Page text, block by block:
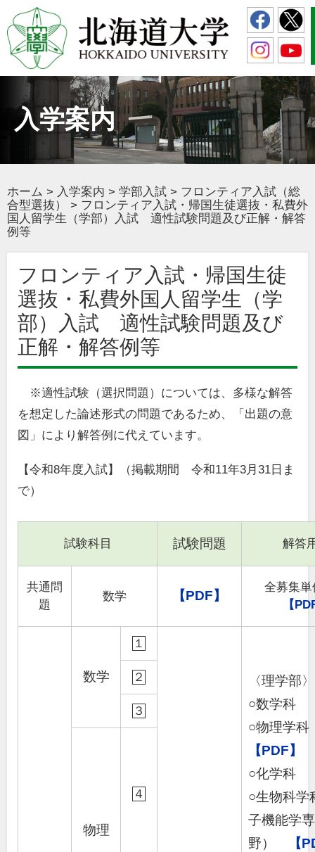
入学案内
ホーム > 入学案内 > 学部入試 > フロンティア入試（総
合型選抜）
> フロンティア入試・帰国生徒選抜・私費外
国人留学生（学部）入試 適性試験問題及び正解・解答
例等
フロンティア入試・帰国生徒
選抜・私費外国人留学生（学
部）入試 適性試験問題及び
正解・解答例等
※適性試験（選択問題）については、多様な解答
を想定した論述形式の問題であるため、「出題の意
図」により解答例に代えています。
【令和8年度入試】（掲載期間 令和11年3月31日ま
で）
試験科目 試験問題 解答
共通問
題
数学 【PDF】
全募集
【
数学
１
〈理学部〉
○数学科
○物理学
【PDF】
○化学科
○生物科学
子機能学
野）
【
２
３
物理
４